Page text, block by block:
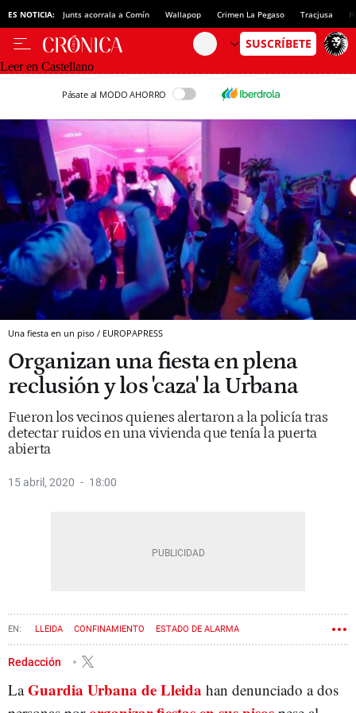
ES NOTICIA: Junts acorrala a Comín Wallapop Crimen La Pegaso Tracjusa
Leer en Castellano
Pásate al MODO AHORRO
Una fiesta en un piso / EUROPAPRESS
Organizan una fiesta en plena
reclusión y los 'caza' la Urbana
Fueron los vecinos quienes alertaron a la policía tras
detectar ruidos en una vivienda que tenía la puerta
abierta
15 abril, 2020 18:00
LLEIDA CONFINAMIENTO ESTADO DE ALARMA
Redacción
LaGuardia Urbana de Lleida han denunciado a dos